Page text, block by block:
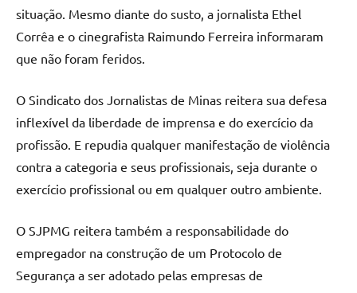
situação. Mesmo diante do susto, a jornalista Ethel
Corrêa e o cinegrafista Raimundo Ferreira informaram
que não foram feridos.
O Sindicato dos Jornalistas de Minas reitera sua defesa
inflexível da liberdade de imprensa e do exercício da
profissão. E repudia qualquer manifestação de violência
contra a categoria e seus profissionais, seja durante o
exercício profissional ou em qualquer outro ambiente.
O SJPMG reitera também a responsabilidade do
empregador na construção de um Protocolo de
Segurança a ser adotado pelas empresas de